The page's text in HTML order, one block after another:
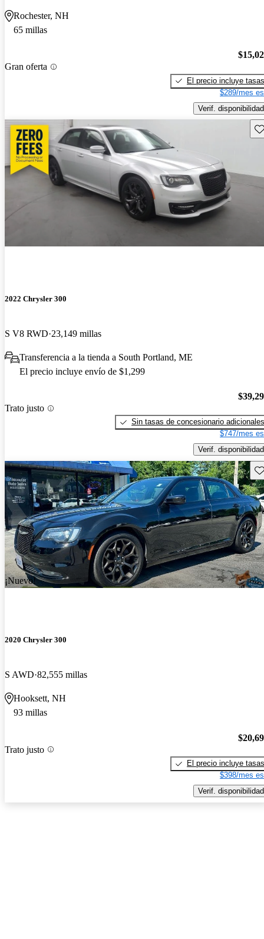
Rochester, NH
65 millas
Gran oferta
El precio incluye tasas
$289/mes
Verif. disponibilidad
2022 Chrysler 300
S V8 RWD 23,149 millas
Transferencia a la tienda a South Portland, ME
El precio incluye envío de $1,299
Trato justo
Sin tasas de concesionario adicionales
$747/mes
Verif. disponibilidad
¡Nuevo!
2020 Chrysler 300
S AWD 82,555 millas
Hooksett, NH
93 millas
Trato justo
El precio incluye tasas
$398/mes
Verif. disponibilidad